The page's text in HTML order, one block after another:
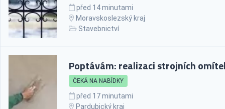
před 14 minutami
Moravskoslezský kraj
Stavebnictví
Poptávám: realizaci strojních
ČEKÁ NA NABÍDKY
před 17 minutami
Pardubický kraj